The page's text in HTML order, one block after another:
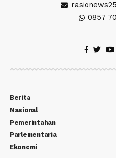
0857
Berita
Nasional
Pemerintahan
Parlementaria
Ekonomi